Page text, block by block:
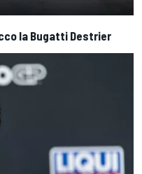
la Bugatti Destrier